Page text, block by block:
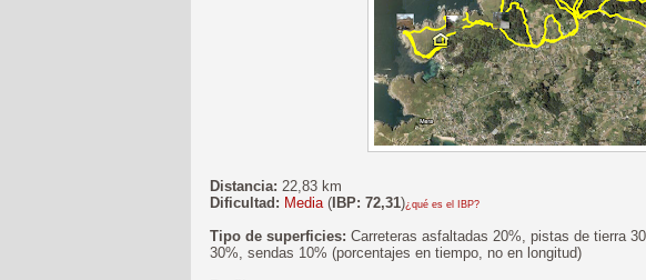
Distancia: 22,83 km
Dificultad: Media( IBP: 72,31)¿qué es el IBP?
Tipo de superficies: Carreteras asfaltadas 20%, pistas de tierra
30%, sendas 10% (porcentajes en tiempo, no en longitud)